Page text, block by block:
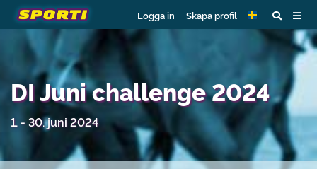
Logga in Skapa profil
DI Juni challenge 2024
1. - 30. juni 2024